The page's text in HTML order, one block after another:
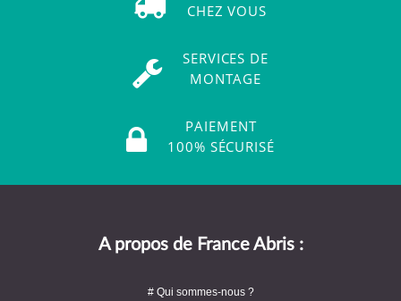
CHEZ VOUS
SERVICES DE
MONTAGE
PAIEMENT
100% SÉCURISÉ
A propos de France Abris :
# Qui sommes-nous ?